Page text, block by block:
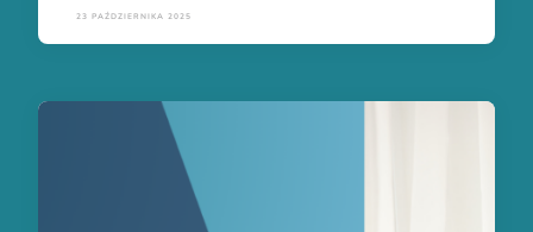
23 PAŹDZIERNIKA 2025